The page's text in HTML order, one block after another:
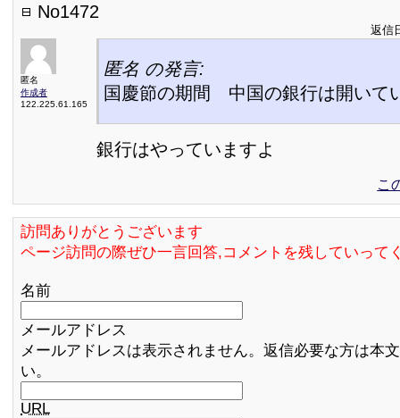
No1472
返信
匿名
作成者
122.225.61.165
匿名 の発言:
国慶節の期間 中国の銀行は開いて
銀行はやっていますよ
こ
訪問ありがとうございます
ページ訪問の際ぜひ一言回答,コメントを残していって
名前
メールアドレス
メールアドレスは表示されません。返信必要な方は本
い。
URL